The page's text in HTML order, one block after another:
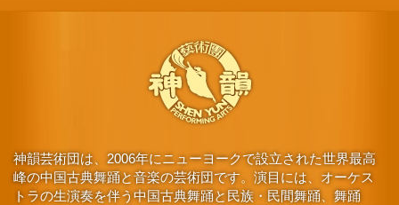
神韻芸術団は、2006年にニューヨークで設立された世界最高
峰の中国古典舞踊と音楽の芸術団です。演目には、オーケス
トラの生演奏を伴う中国古典舞踊と民族・民間舞踊、舞踊